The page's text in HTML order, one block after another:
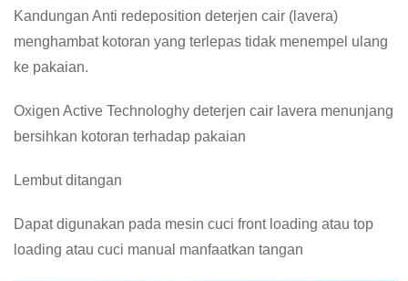
Kandungan Anti redeposition deterjen cair (lavera)
menghambat kotoran yang terlepas tidak menempel ulang
ke pakaian.
Oxigen Active Technologhy deterjen cair lavera menunjang
bersihkan kotoran terhadap pakaian
Lembut ditangan
Dapat digunakan pada mesin cuci front loading atau top
loading atau cuci manual manfaatkan tangan